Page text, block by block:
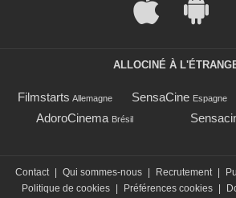
ALLOCINÉ À
Filmstarts Allemagne SensaCine Espagne
AdoroCinema Brésil
Contact Qui sommes-nous Recrutement
Politique de cookies
Préférences cookies